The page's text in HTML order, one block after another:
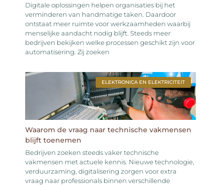
Digitale oplossingen helpen organisaties bij het
verminderen van handmatige taken. Daardoor
ontstaat meer ruimte voor werkzaamheden waarbij
menselijke aandacht nodig blijft. Steeds meer
bedrijven bekijken welke processen geschikt zijn voor
automatisering. Zij zoeken
ELEKTRONICA EN ELEKTRICITEIT
Waarom de vraag naar technische vakmensen
blijft toenemen
Bedrijven zoeken steeds vaker technische
vakmensen met actuele kennis. Nieuwe technologie,
verduurzaming, digitalisering zorgen voor extra
vraag naar professionals binnen verschillende